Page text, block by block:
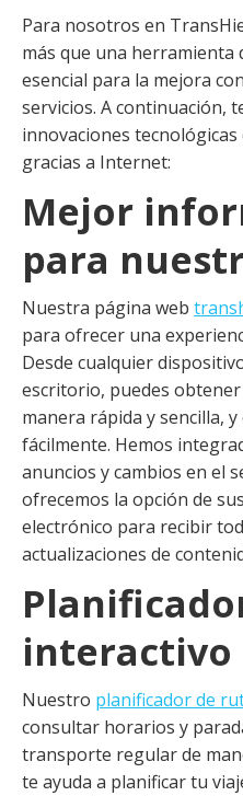
Para nosotros en
más que una herramienta
esencial para la mejora
servicios. A continuación,
innovaciones
gracias a Internet:
Mejor
para
Nuestra página web
para ofrecer una
Desde cualquier
escritorio, puedes
manera rápida y sencilla,
fácilmente. Hemos
anuncios y cambios en el
ofrecemos la opción de
electrónico para recibir
actualizaciones de
interactivo
Nuestro planificador de
consultar horarios y
transporte regular de
te ayuda a planificar tu